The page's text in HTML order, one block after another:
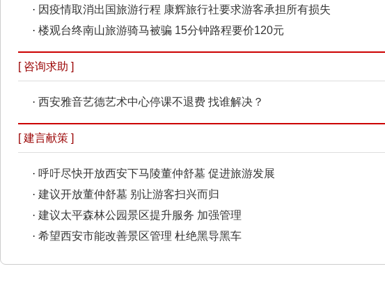
· 因疫情取消出国旅游行程 康辉旅行社要求游客承担所有损失
· 楼观台终南山旅游骑马被骗 15分钟路程要价120元
[ 咨询求助 ]
· 西安雅音艺德艺术中心停课不退费 找谁解决？
[ 建言献策 ]
· 呼吁尽快开放西安下马陵董仲舒墓 促进旅游发展
· 建议开放董仲舒墓 别让游客扫兴而归
· 建议太平森林公园景区提升服务 加强管理
· 希望西安市能改善景区管理 杜绝黑导黑车